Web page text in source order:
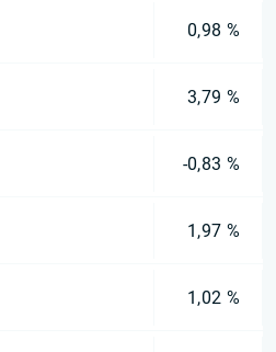
0,98 %
3,79 %
-0,83 %
1,97 %
1,02 %